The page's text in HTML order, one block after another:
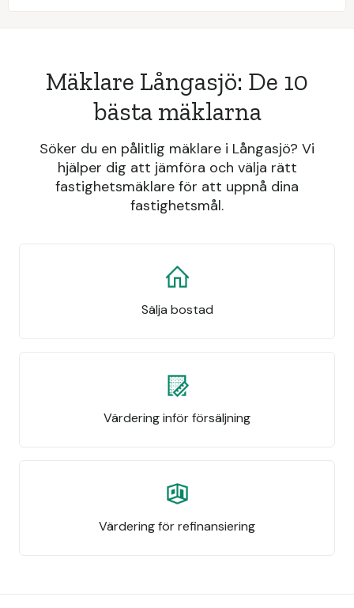
Mäklare Långasjö: De 10
bästa mäklarna
Söker du en pålitlig mäklare i Långasjö? Vi
hjälper dig att jämföra och välja rätt
fastighetsmäklare för att uppnå dina
fastighetsmål.
Sälja bostad
Värdering inför försäljning
Värdering för refinansiering